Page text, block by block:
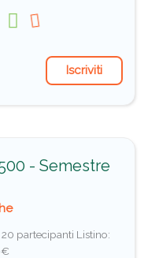
Iscriviti
- Semestre
partecipanti Listino: